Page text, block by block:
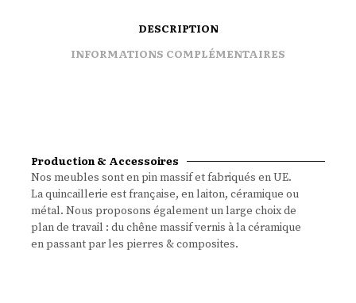
DESCRIPTION
INFORMATIONS COMPLÉMENTAIRES
Production & Accessoires
Nos meubles sont en pin massif et fabriqués en UE.
La quincaillerie est française, en laiton, céramique ou
métal. Nous proposons également un large choix de
plan de travail : du chêne massif vernis à la céramique
en passant par les pierres & composites.